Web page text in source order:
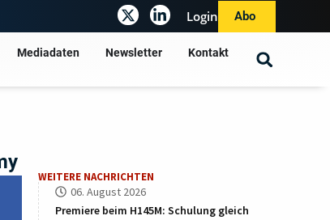
Login Abo
Mediadaten Newsletter Kontakt
WEITERE NACHRICHTEN
06. August 2026
Premiere beim H145M: Schulung gleich